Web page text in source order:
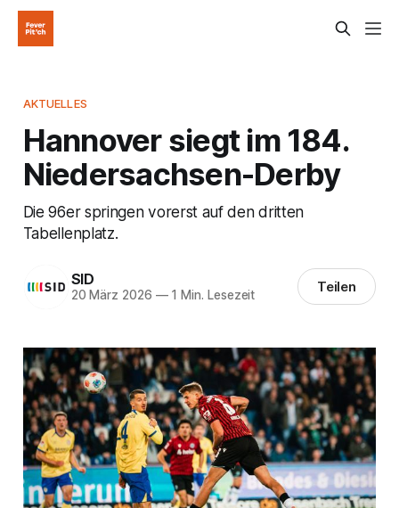
AKTUELLES
Hannover siegt im 184.
Niedersachsen-Derby
Die 96er springen vorerst auf den dritten
Tabellenplatz.
SID
20 März 2026 —1 Min. Lesezeit Teilen